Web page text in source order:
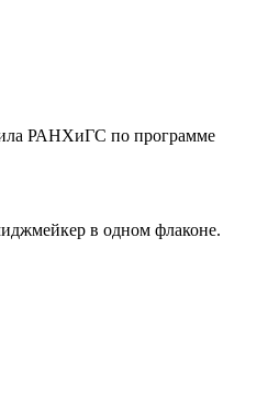
РАНХиГС по программе
в одном флаконе.